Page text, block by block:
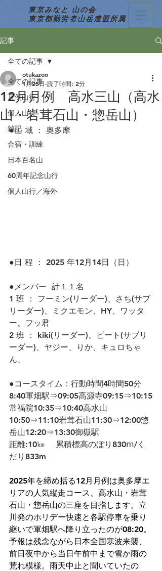
東京みなと 山の会
東京都勤労者山岳連盟所属
記事
全ての記事
月例山行
個人山行
雑記
合宿・訓練
日本百名山
60周年記念山行
個人山行／海外
全ての記事
12月月例 高水三山（高水
山・岩茸石山・惣岳山）
otukazoo
1月25日 読了時間: 2分
●山 域 ： 奥多摩
●日 程 ： 2025 年12月14日（日）
●メンバー  計１１名
1 班 ： フーミン(リーダー)、さち(サブ
リーダー)、ミクエモン、HY、ワッタ
ー、フッ君
2 班 ： kiki(リーダー)、ピート(サブリ
ーダー)、ヤジー、りか、キュロちゃ
ん、
●コースタイム：行動時間4時間50分
8:40軍畑駅⇒09:05高源寺09:15⇒10:15
常福院10:35⇒10:40高水山
10:50⇒11:10岩茸石山11:30⇒12:00惣
岳山12:20⇒13:30御嶽駅
距離:10㎞ 　累積標高のぼり830ⅿ/く
だり833m
2025年を締め括る12月月例は奥多摩エ
リアの人気縦走コース、高水山・岩茸
石山・惣岳山の三座を目指します。立
川発のホリデー快速と各駅停車を乗り
継いで軍畑駅へ降り立ったのが08:20。
予報は残念ながら日本全国寒波来襲、
前日夜中から当日午前中まで雪か雨の
荒れ模様。雨天中止と聞いていたの